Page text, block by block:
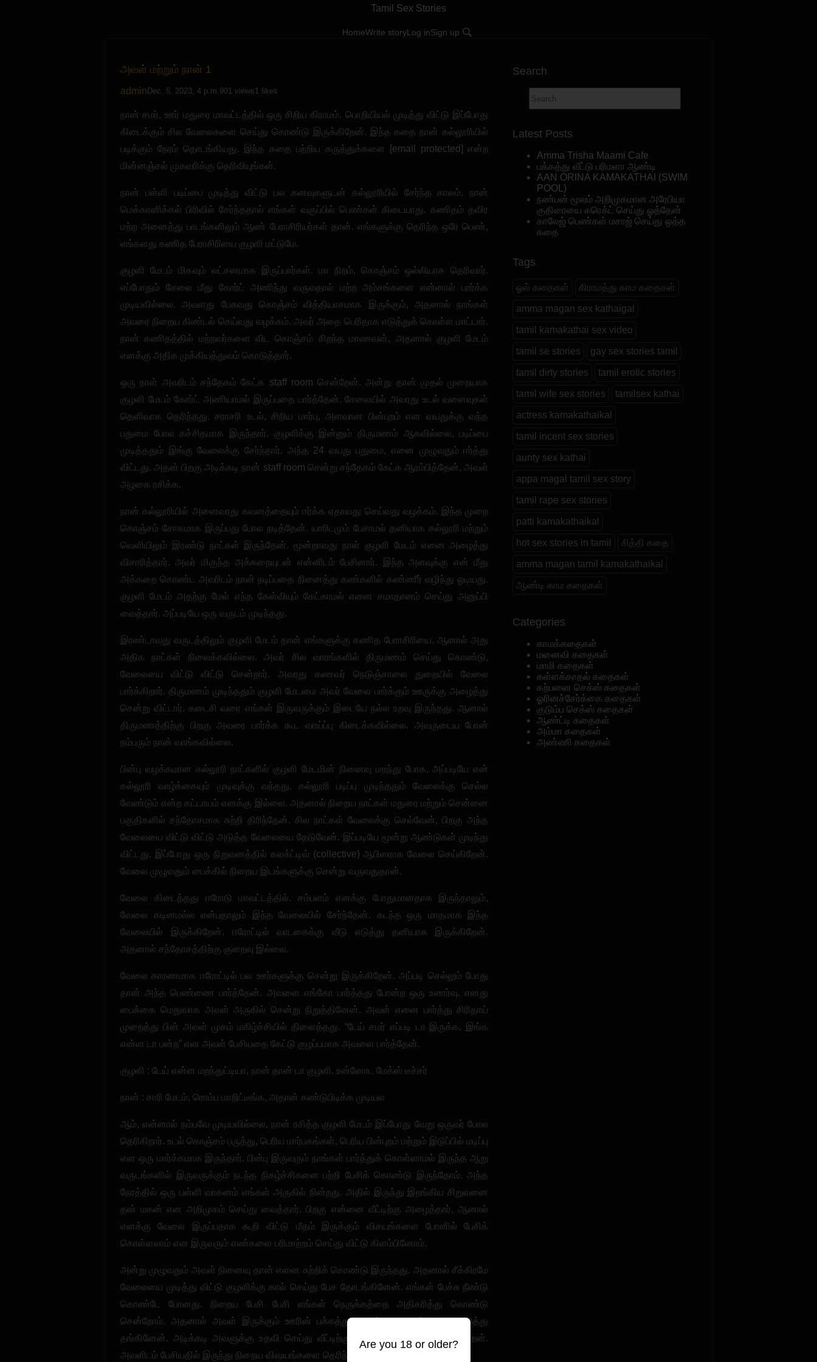
Tamil Sex Stories
HomeWrite storyLog inSign up
அவள் மற்றும் நான் 1
admin Dec. 5, 2023, 4 p.m. 901 views1 likes
நான் சமர், ஊர் மதுரை மாவட்டத்தில் ஒரு சிறிய கிராமம். பொறியியல் முடித்து விட்டு இப்போது
கிடைக்கும் சில வேலைகளை செய்து கொண்டு இருக்கிறேன். இந்த கதை நான் கல்லூரியில்
படிக்கும் நேரம் தொடங்கியது. இந்த கதை பற்றிய கருத்துக்களை [email protected] என்ற
மின்னஞ்சல் முகவரிக்கு தெரிவியுங்கள்.
நான் பள்ளி படிப்பை முடித்து விட்டு பல கனவுகளுடன் கல்லூரியில் சேர்ந்த காலம். நான்
மெக்கானிக்கல் பிரிவில் சேர்ந்ததால் எங்கள் வகுப்பில் பெண்கள் கிடையாது. கணிதம் தவிர
மற்ற அனைத்து பாடங்களிலும் ஆண் பேராசிரியர்கள் தான். எங்களுக்கு தெரிந்த ஒரே பெண்,
எங்களது கணித பேராசிரியை குழளி மட்டுமே.
குழளி மேடம் மிகவும் லட்சனமாக இருப்பார்கள். மா நிறம், கொஞ்சம் ஒல்லியாக தெரிவார்.
எப்போதும் சேலை மீது கோர்ட் அணிந்து வருவதால் மற்ற அம்சங்களை என்னால் பார்க்க
முடியவில்லை. அவளது பேசுவது கொஞ்சம் வித்தியாசமாக இருக்கும், அதனால் நாங்கள்
அவரை நிறைய கிண்டல் செய்வது வழக்கம். அவர் அதை பெரிதாக எடுத்துக் கொள்ள மாட்டார்.
நான் கணிதத்தில் மற்றவர்களை விட கொஞ்சம் சிறந்த மாணவன், அதனால் குழளி மேடம்
எனக்கு அதிக முக்கியத்துவம் கொடுத்தார்.
ஒரு நாள் அவரிடம் சந்தேகம் கேட்க staff room சென்றேன். அன்று தான் முதல் முறையாக
குழளி மேடம் கோர்ட் அணியாமல் இருப்பதை பார்த்தேன். சேலையில் அவரது உடல் வளைவுகள்
தெளிவாக தெரிந்தது. சராசரி உடல், சிறிய மார்பு, அளவான பின்புறம் என வயதுக்கு வந்த
பதுமை போல கச்சிதமாக இருந்தார். குழளிக்கு இன்னும் திருமணம் ஆகவில்லை, படிப்பை
முடித்ததும் இங்கு வேலைக்கு சேர்ந்தார். அந்த 24 வயது பதுமை, எனை முழுவதும் ஈர்த்து
விட்டது. அதன் பிறகு அடிக்கடி நான் staff room சென்று சந்தேகம் கேட்க ஆரம்பித்தேன், அவள்
அழகை ரசிக்க.
நான் கல்லூரியில் அனைவரது கவனத்தையும் ஈர்க்க ஏதாவது செய்வது வழக்கம். இந்த முறை
கொஞ்சம் சோகமாக இருப்பது போல நடித்தேன். யாரிடமும் பேசாமல் தனியாக கல்லூரி மற்றும்
வெளியிலும் இரண்டு நாட்கள் இருந்தேன். மூன்றாவது நாள் குழளி மேடம் எனை அழைத்து
விசாரித்தார். அவர் மிகுந்த அக்கறையுடன் என்னிடம் பேசினார். இந்த அளவுக்கு என் மீது
அக்கறை கொண்ட அவரிடம் நான் நடிப்பதை நினைத்து கண்களில் கண்ணீர் வழிந்து ஓடியது.
குழளி மேடம் அதற்கு மேல் எந்த கேள்வியும் கேட்காமல் எனை சமாதானம் செய்து அனுப்பி
வைத்தார். அப்படியே ஒரு வருடம் முடிந்தது.
இரண்டாவது வருடத்திலும் குழளி மேடம் தான் எங்களுக்கு கணித பேராசிரியை. ஆனால் அது
அதிக நாட்கள் நிலைக்கவில்லை. அவர் சில வாரங்களில் திருமணம் செய்து கொண்டு,
வேலையை விட்டு விட்டு சென்றார். அவரது கணவர் நெடுஞ்சாலை துறையில் வேலை
பார்க்கிறார். திருமணம் முடிந்ததும் குழளி மேடமை அவர் வேலை பார்க்கும் ஊருக்கு அழைத்து
சென்று விட்டார். கடைசி வரை எங்கள் இருவருக்கும் இடையே நல்ல உறவு இருந்தது. ஆனால்
திருமணத்திற்கு பிறகு அவரை பார்க்க கூட வாய்ப்பு கிடைக்கவில்லை. அவருடைய போன்
நம்பரும் நான் வாங்கவில்லை.
பின்பு வழக்கமான கல்லூரி நாட்களில் குழளி மேடமின் நினைவு மறந்து போக, அப்படியே என்
கல்லூரி வாழ்க்கையும் முடிவுக்கு வந்தது. கல்லூரி படிப்பு முடிந்ததும் வேலைக்கு செல்ல
வேண்டும் என்ற கட்டாயம் எனக்கு இல்லை. அதனால் நிறைய நாட்கள் மதுரை மற்றும் சென்னை
பகுதிகளில் சந்தோசமாக சுற்றி திரிந்தேன். சில நாட்கள் வேலைக்கு செல்வேன், பிறகு அந்த
வேலையை விட்டு விட்டு அடுத்த வேலையை தேடுவேன். இப்படியே மூன்று ஆண்டுகள் முடிந்து
விட்டது. இப்போது ஒரு நிறுவனத்தில் கலக்ட்டிவ் (collective) ஆபிஸராக வேலை செய்கிறேன்.
வேலை முழுவதும் பைக்கில் நிறைய இடங்களுக்கு சென்று வருவதுதான்.
வேலை கிடைத்தது ஈரோடு மாவட்டத்தில். சம்பளம் எனக்கு போதுமானதாக இருந்தாலும்,
வேலை கடினமல்ல என்பதாலும் இந்த வேலையில் சேர்ந்தேன். கடந்த ஒரு மாதமாக இந்த
வேலையில் இருக்கிறேன். ஈரோட்டில் வாடகைக்கு வீடு எடுத்து தனியாக இருக்கிறேன்.
அதனால் சந்தோசத்திற்கு குறைவு இல்லை.
வேலை காரணமாக ஈரோட்டில் பல ஊர்களுக்கு சென்று இருக்கிறேன். அப்படி செல்லும் போது
தான் அந்த பெண்ணை பார்த்தேன். அவளை எங்கோ பார்த்தது போன்ற ஒரு உணர்வு. எனது
பைக்கை மெதுவாக அவள் அருகில் சென்று நிறுத்தினேன். அவள் எனை பார்த்து சிரிதாய்
முறைத்து பின் அவள் முகம் மகிழ்ச்சியில் திளைத்தது. “டேய் சமர் எப்படி டா இருக்க, இங்க
என்ன டா பன்ற” என அவள் பேசியதை கேட்டு குழப்பமாக அவளை பார்த்தேன்.
குழளி : டேய் என்ன மறந்துட்டியா, நான் தான் டா குழளி. உன்னோட மேக்ஸ் டீச்சர்
நான் : சாரி மேடம், ரொம்ப மாறிட்டீங்க, அதான் கண்டுபிடிக்க முடியல
ஆம், என்னால் நம்பவே முடியவில்லை, நான் ரசித்த குழளி மேடம் இப்போது வேறு ஒருவர் போல
தெரிகிறார். உடல் கொஞ்சம் பருத்து, பெரிய மார்பகங்கள், பெரிய பின்புறம் மற்றும் இடுப்பில் மடிப்பு
என ஒரு மார்க்கமாக இருந்தார். பின்பு இருவரும் நாங்கள் பார்த்துக் கொள்ளாமல் இருந்த ஆறு
வருடங்களில் இருவருக்கும் நடந்த நிகழ்ச்சிகளை பற்றி பேசிக் கொண்டு இருந்தோம். அந்த
நேரத்தில் ஒரு பள்ளி வாகனம் எங்கள் அருகில் நின்றது. அதில் இருந்து இறங்கிய சிறுவனை
தன் மகன் என அறிமுகம் செய்து வைத்தார். பிறகு என்னை வீட்டிற்கு அழைத்தார், ஆனால்
எனக்கு வேலை இருப்பதாக கூறி விட்டு மீதம் இருக்கும் விசயங்களை போனில் பேசிக்
கொள்ளலாம் என இருவரும் எண்களை பரிமாற்றம் செய்து விட்டு கிளம்பினோம்.
அன்று முழுவதும் அவள் நினைவு தான் எனை சுற்றிக் கொண்டு இருந்தது. அதனால் சீக்கிரமே
வேலையை முடித்து விட்டு குழளிக்கு கால் செய்து பேச தோடங்கினேன். எங்கள் பேச்சு நீண்டு
கொண்டே போனது. நிறைய பேசி பேசி எங்கள் நெருக்கத்தை அதிகரித்து கொண்டு
சென்றோம். அதனால் அவள் இருக்கும் ஊரின் பக்கத்து நகரில் வாடகைக்கு வீடு எடுத்து
தங்கினேன். அடிக்கடி அவளுக்கு உதவி செய்து வீட்டிற்கு வந்து செல்லும் உரிமை பெற்றேன்.
அவளிடம் பேசியதில் இருந்து நிறைய விஷயங்களை தெரிந்து கொண்டேன்.
Search
Latest Posts
Amma Trisha Maami Cafe
பக்கத்து வீட்டு பரிமளா ஆண்டி
AAN ORINA KAMAKATHAI (SWIM
POOL)
நண்பன் மூலம் அறிமுகமான அரேபியா
குதிரையை கரெக்ட் செய்து ஓத்தேன்
காலேஜ் பெண்கள் மசாஜ் செய்து ஒத்த
கதை
Tags
ஓல் கதைகள் கிராமத்து காம கதைகள்
amma magan sex kathaigal
tamil kamakathai sex video
tamil se stories gay sex stories tamil
tamil dirty stories tamil erotic stories
tamil wife sex stories tamilsex kathai
actress kamakathaikal
tamil incent sex stories
aunty sex kathai
appa magal tamil sex story
tamil rape sex stories
patti kamakathaikal
hot sex stories in tamil சித்தி கதை
amma magan tamil kamakathaikal
ஆண்டி காம கதைகள்
Categories
காமக்கதைகள்
மனைவி கதைகள்
மாமி கதைகள்
கள்ளக்காதல் கதைகள்
கற்பனை செக்ஸ் கதைகள்
ஓரினச்சேர்க்கை கதைகள்
குடும்ப செக்ஸ் கதைகள்
ஆண்ட்டி கதைகள்
அம்மா கதைகள்
அண்ணி கதைகள்
Are you 18 or older?